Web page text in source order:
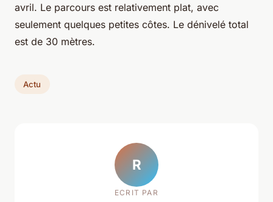
avril. Le parcours est relativement plat, avec
seulement quelques petites côtes. Le dénivelé total
est de 30 mètres.
Actu
R
ECRIT PAR